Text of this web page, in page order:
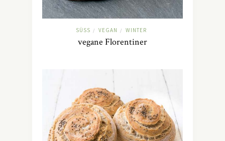
SÜSS / VEGAN / WINTER
vegane Florentiner